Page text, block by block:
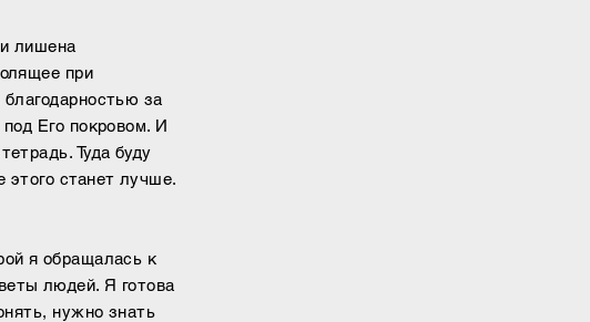
лишена
при
за
Его покровом. И
Туда буду
станет лучше.
я обращалась к
людей. Я готова
нужно знать